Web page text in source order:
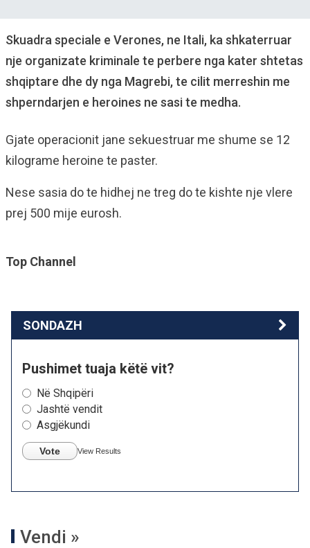
Skuadra speciale e Verones, ne Itali, ka shkaterruar
nje organizate kriminale te perbere nga kater shtetas
shqiptare dhe dy nga Magrebi, te cilit merreshin me
shperndarjen e heroines ne sasi te medha.
Gjate operacionit jane sekuestruar me shume se 12
kilograme heroine te paster.
Nese sasia do te hidhej ne treg do te kishte nje vlere
prej 500 mije eurosh.
Top Channel
SONDAZH
Pushimet tuaja këtë vit?
Në Shqipëri
Jashtë vendit
Asgjëkundi
Vote View Results
Vendi »